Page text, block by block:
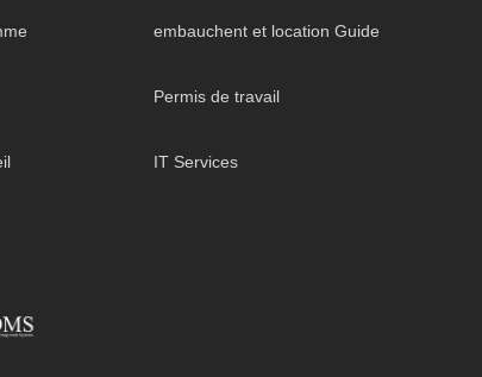
embauchent et location Guide
Permis de travail
IT Services